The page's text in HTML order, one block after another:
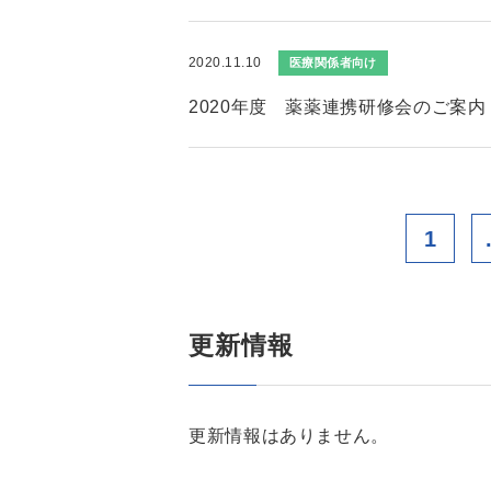
2020.11.10 医療関係者向け
2020年度 薬薬連携研修会のご案内
1
更新情報
更新情報はありません。